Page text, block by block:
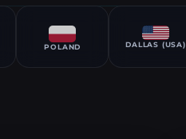
POLAND DALLAS (USA)